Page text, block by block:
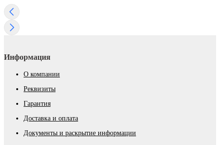
Информация
О компании
Реквизиты
Гарантия
Доставка и оплата
Документы и раскрытие информации